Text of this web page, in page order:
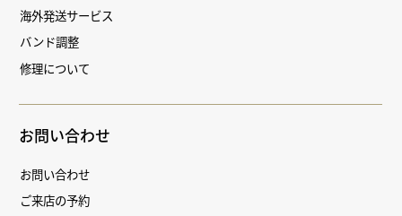
海外発送サービス
バンド調整
修理について
お問い合わせ
お問い合わせ
ご来店の予約